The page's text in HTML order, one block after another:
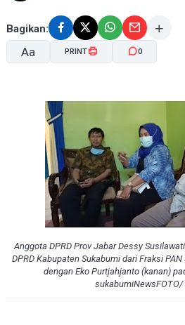
Bagikan:
Aa PRINT 0
Anggota DPRD Prov Jabar Dessy
DPRD Kabupaten Sukabumi dari Fraksi
dengan Eko Purtjahjanto (kanan)
sukabumiNewsFOTO/